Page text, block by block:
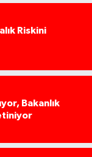
Riskini
Bakanlık